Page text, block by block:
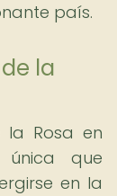
país.
la
la Rosa en
única que
en la